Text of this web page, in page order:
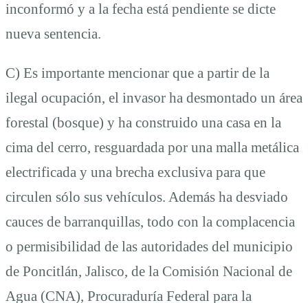
inconformó y a la fecha está pendiente se dicte
nueva sentencia.
C) Es importante mencionar que a partir de la
ilegal ocupación, el invasor ha desmontado un área
forestal (bosque) y ha construido una casa en la
cima del cerro, resguardada por una malla metálica
electrificada y una brecha exclusiva para que
circulen sólo sus vehículos. Además ha desviado
cauces de barranquillas, todo con la complacencia
o permisibilidad de las autoridades del municipio
de Poncitlán, Jalisco, de la Comisión Nacional de
Agua (CNA), Procuraduría Federal para la